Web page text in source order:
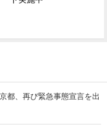
都、再び緊急事態宣言を出